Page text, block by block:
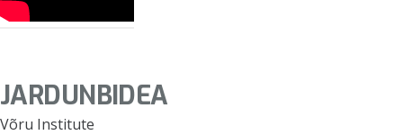
JARDUNBIDEA
Võru Institute